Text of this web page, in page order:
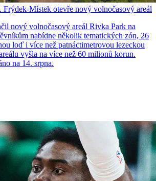
Místek otevře nový volnočasový areál
nový volnočasový areál Rivka Park na
nabídne několik tematických zón, 26
loď i více než patnáctimetrovou lezeckou
vyšla na více než 60 milionů korun.
na 14. srpna.